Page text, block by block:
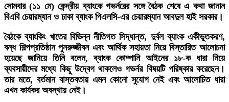
সোমবার (১১ মে) কেন্দ্রীয় ব্যাংকে গভর্নরের সঙ্গে বৈঠক শেষে এ কথা জানান
বিএবি চেয়ারম্যান ও ঢাকা ব্যাংক পিএলসি-এর চেয়ারম্যান আবদুল হাই সরকার।
বৈঠকে ব্যাংকিং খাতের বিভিন্ন নীতিগত সিদ্ধান্ত, দুর্বল ব্যাংক একীভূতকরণ,
বন্ধ শিল্পপ্রতিষ্ঠান পুনরুজ্জীবন এবং আর্থিক সহায়তা নিয়ে বিস্তারিত আলোচনা
হয়েছে জানিয়ে তিনি বলেন, ব্যাংক কোম্পানি আইনের ১৮-ক ধারা নিয়ে
ব্যবসায়ীদের মধ্যে কিছু উদ্বেগ থাকলেও গভর্নর বিষয়টি পরিষ্কার করেছেন।
তার মতে, বর্তমান বাস্তবতায় এমন কোনো সুযোগ নেই এবং আলোচিত ধারা
এখন কার্যকর অবস্থায় নেই।